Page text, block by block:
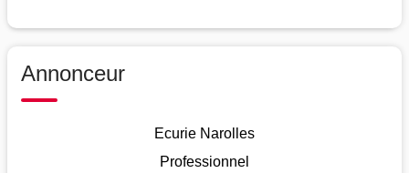
Annonceur
Ecurie Narolles
Professionnel